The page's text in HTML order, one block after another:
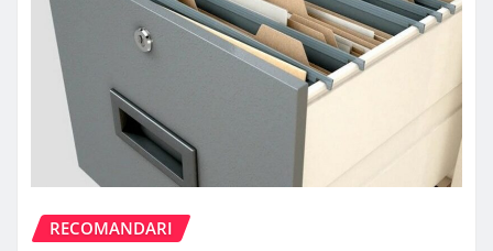
RECOMANDARI